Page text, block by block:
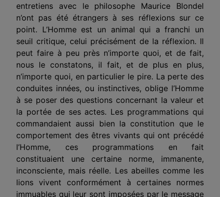
entretiens avec le philosophe Maurice Blondel
n’ont pas été étrangers à ses réflexions sur ce
point. L’Homme est un animal qui a franchi un
seuil critique, celui précisément de la réflexion. Il
peut faire à peu près n’importe quoi, et de fait,
nous le constatons, il fait, et de plus en plus,
n’importe quoi, en particulier le pire. La perte des
conduites innées, ou instinctives, oblige l’Homme
à se poser des questions concernant la valeur et
la portée de ses actes. Les programmations qui
commandaient aussi bien la constitution que le
comportement des êtres vivants qui ont précédé
l’Homme, ces programmations en fait
constituaient une certaine norme, immanente,
inconsciente, mais réelle. Les abeilles comme les
lions vivent conformément à certaines normes
immuables qui leur sont imposées par le message